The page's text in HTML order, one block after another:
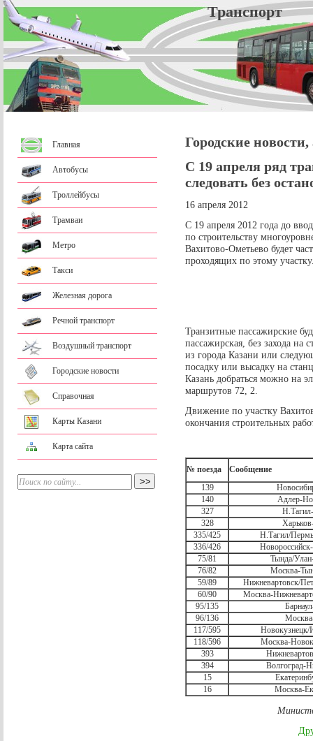
Главная
Автобусы
Троллейбусы
Трамваи
Метро
Такси
Железная дорога
Речной транспорт
Воздушный транспорт
Городские новости
Справочная
Карты Казани
Карта сайта
Городские
С 19 апреля ряд
следовать без
16 апреля 2012
С 19 апреля 2012 года до
по строительству
Вахитово-Ометьево будет
проходящих по этому
Транзитные пассажирские
пассажирская, без захода
из города Казани или
посадку или высадку на
Казань добраться можно на
маршрутов 72, 2.
Движение по участку
окончания строительных
№ поезда
Сообщение
139
140
Адлер-
327
328
335/425
Н.Тагил/
336/426
75/81
Тында/
76/82
Москва-
59/89
Нижневартовск/
60/90
Москва-
95/135
96/136
117/595
118/596
Москва-
393
394
Волгоград-
15
16
Москва-